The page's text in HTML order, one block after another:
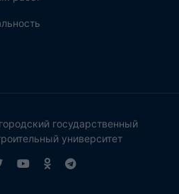
государственный
университет